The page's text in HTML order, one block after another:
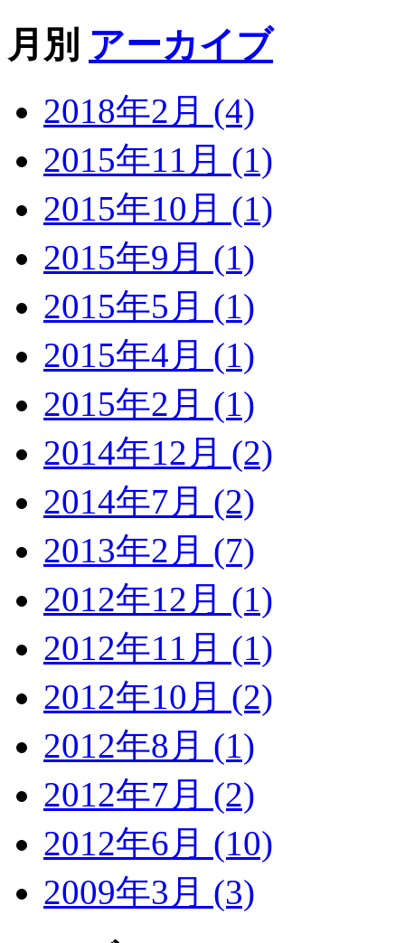
月別 アーカイブ
2018年2月 (4)
2015年11月 (1)
2015年10月 (1)
2015年9月 (1)
2015年5月 (1)
2015年4月 (1)
2015年2月 (1)
2014年12月 (2)
2014年7月 (2)
2013年2月 (7)
2012年12月 (1)
2012年11月 (1)
2012年10月 (2)
2012年8月 (1)
2012年7月 (2)
2012年6月 (10)
2009年3月 (3)